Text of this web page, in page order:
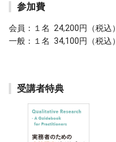
参加費
会員：１名 24,200円（税込）
一般：１名 34,100円（税込）
受講者特典